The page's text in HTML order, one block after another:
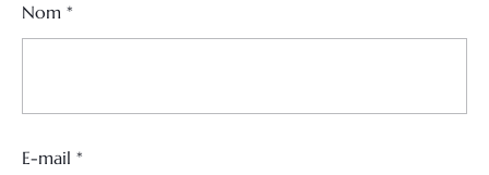
Nom *
E-mail *